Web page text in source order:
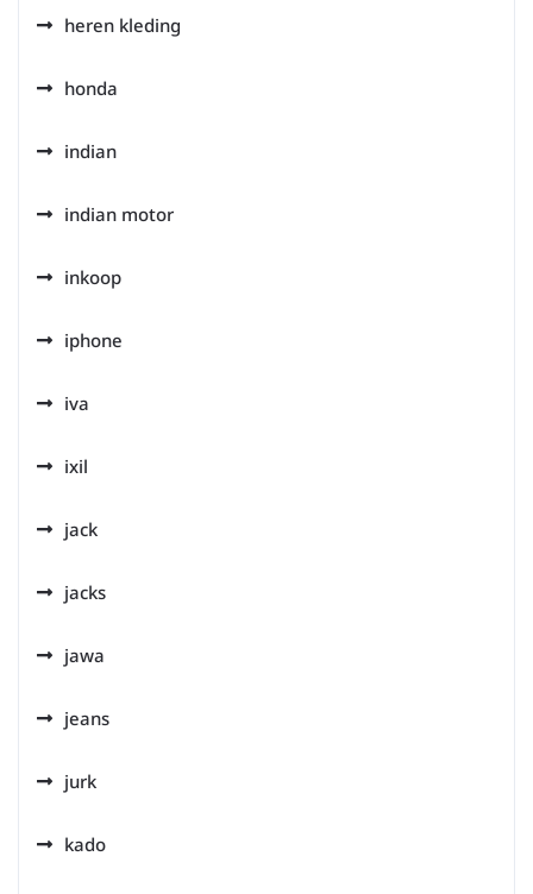
heren kleding
honda
indian
indian motor
inkoop
iphone
iva
ixil
jack
jacks
jawa
jeans
jurk
kado